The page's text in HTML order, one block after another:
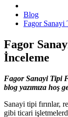
Blog
Fagor Sanayi
Fagor
İnceleme
Fagor Sanayi Tipi
blog yazımıza hoş
Sanayi tipi fırınlar,
gibi ticari